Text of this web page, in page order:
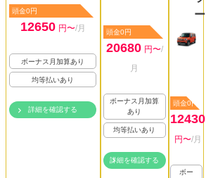
頭金0円
12650 円〜/月
ボーナス月加算あり
均等払いあり
詳細を確認する
頭金0円
20680 円〜/
月
ボーナス月加算
あり
均等払いあり
詳細を確認する
ー
頭金0円
12430
円〜/月
ボー